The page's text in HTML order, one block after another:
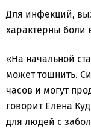
Для инфекций,
характерны боли
«На начальной
может тошнить.
часов и могут
говорит Елена
для людей с